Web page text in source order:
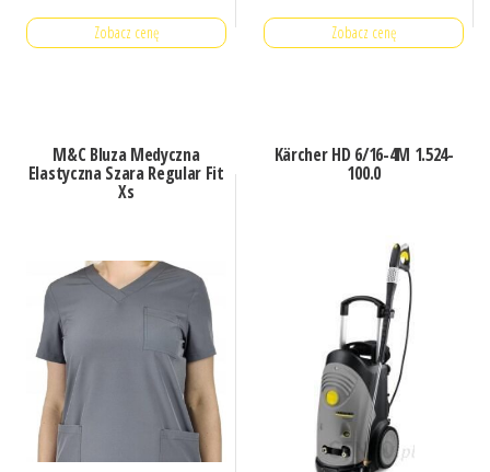
Zobacz cenę Zobacz cenę
M&C Bluza Medyczna
Elastyczna Szara Regular Fit
Xs
Kärcher HD 6/16-4M 1.524-
100.0